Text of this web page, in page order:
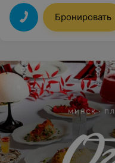
Бронировать